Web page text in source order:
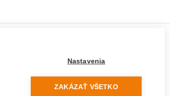
Vypaľovanie papúč
Nastavenia
ZAKÁZAŤ VŠETKO